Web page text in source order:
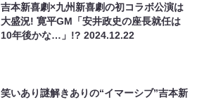
吉本新喜劇×九州新喜劇の初コラボ公演は
大盛況! 寛平GM「安井政史の座長就任は
10年後かな…」!?2024.12.22
笑いあり謎解きありの“イマーシブ”吉本新